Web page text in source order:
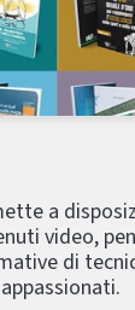
a
video,
di